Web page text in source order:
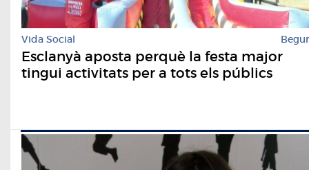
Vida Social Begur
Esclanyà aposta perquè la festa major
tingui activitats per a tots els públics